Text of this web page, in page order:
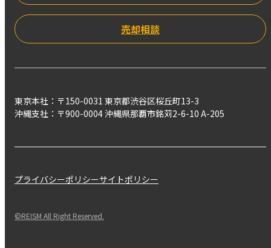
売却相談
東京本社：〒150-0031 東京都渋谷区桜丘町13-3
沖縄支社：〒900-0004 沖縄県那覇市銘苅2-6-10 A-205
プライバシーポリシーサイトポリシー
©REISM All Right Reserved.